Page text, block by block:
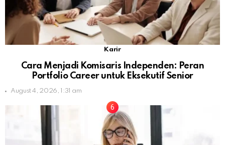
Karir
Cara Menjadi Komisaris Independen: Peran
Portfolio Career untuk Eksekutif Senior
August 4, 2026, 1:31 am